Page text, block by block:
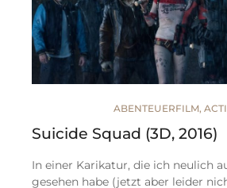
ABENTEUERFILM,
Suicide Squad (3D, 2016)
In einer Karikatur, die ich neulich
gesehen habe (jetzt aber leider